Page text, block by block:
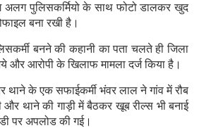
पुलिसकर्मियो के साथ फोटो डालकर खुद
बना रखी है।
बनने की कहानी का पता चलते ही जिला
और आरोपी के खिलाफ मामला दर्ज किया है।
थाने के एक सफाईकर्मी भंवर लाल ने गांव में रौब
और थाने की गाड़ी में बैठकर खूब रील्स भी बनाई
पर अपलोड की गई।